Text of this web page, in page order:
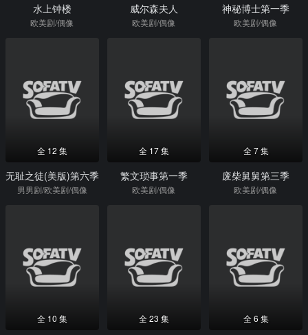
水上钟楼
欧美剧/偶像
威尔森夫人
欧美剧/偶像
神秘博士第一季
欧美剧/偶像
全 12 集
无耻之徒(美版)第六季
男男剧/欧美剧/偶像
全 17 集
繁文琐事第一季
欧美剧/偶像
全 7 集
废柴舅舅第三季
欧美剧/偶像
全 10 集 全 23 集 全 6 集